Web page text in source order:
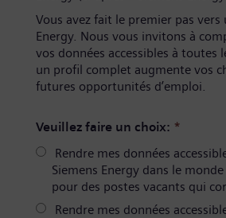
Vous avez fait le premier pas
Energy. Nous vous invitons à
vos données accessibles à toutes
un profil complet augmente vos
futures opportunités d’emploi.
Veuillez faire un choix: *
Rendre mes données
Siemens Energy dans le
pour des postes vacants qui
Rendre mes données